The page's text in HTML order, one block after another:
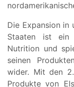
Die Expansion in
Staaten ist ein
Nutrition und
seinen
wider. Mit den
Produkte von